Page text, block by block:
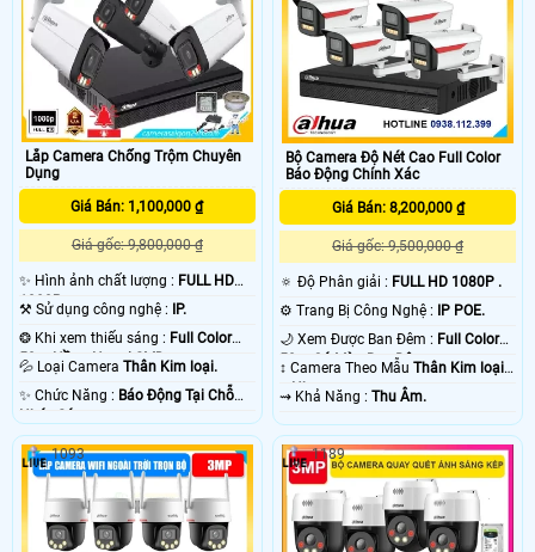
Lắp Camera Chống Trộm Chuyên
Dụng
Giá Bán: 1,100,000 ₫
Giá gốc: 9,800,000 ₫
✨ Hình ảnh chất lượng : FULL HD
1080P .
⚒ Sử dụng công nghệ : IP.
❂ Khi xem thiếu sáng : Full Color
50m Hồng Ngoại SMD.
💦 Loại Camera Thân Kim loại.
️✨ Chức Năng : Báo Động Tại Chỗ
Nháy Sáng.
Bộ Camera Độ Nét Cao Full Color
Báo Động Chính Xác
Giá Bán: 8,200,000 ₫
Giá gốc: 9,500,000 ₫
🔅 Độ Phân giải : FULL HD 1080P .
⚙ Trang Bị Công Nghệ :
IP POE.
🌙 Xem Được Ban Đêm : Full Color
50m Có Màu Ban Ðêm.
↕️ Camera Theo MẫuThân Kim loại
+ Nhựa.
️⇝ Khả Năng :Thu Âm.
1093 1189